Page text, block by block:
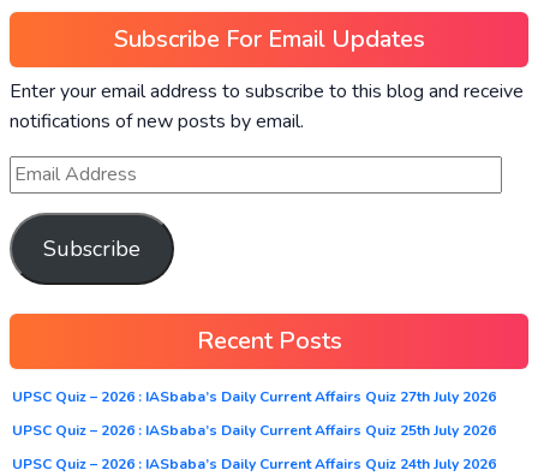
Subscribe For Email Updates
Enter your email address to subscribe to this blog and receive
notifications of new posts by email.
Subscribe
Recent Posts
UPSC Quiz – 2026 : IASbaba’s Daily Current Affairs Quiz 27th July 2026
UPSC Quiz – 2026 : IASbaba’s Daily Current Affairs Quiz 25th July 2026
UPSC Quiz – 2026 : IASbaba’s Daily Current Affairs Quiz 24th July 2026